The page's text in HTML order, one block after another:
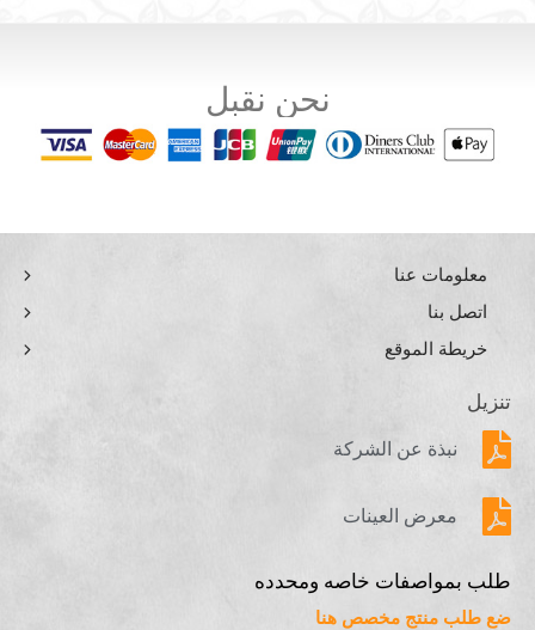
نحن نقبل
معلومات عنا
اتصل بنا
خريطة الموقع
تنزيل
نبذة عن الشركة
معرض العينات
طلب بمواصفات خاصه ومحدده
ضع طلب منتج مخصص هنا